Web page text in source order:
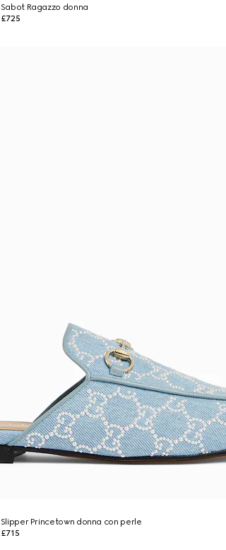
Sabot Ragazzo donna
£725
Slipper Princetown donna con perle
£715